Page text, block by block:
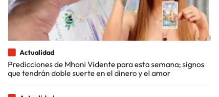
Actualidad
Predicciones de Mhoni Vidente para esta semana; signos
que tendrán doble suerte en el dinero y el amor